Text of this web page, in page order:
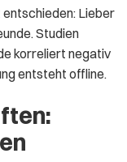
Lieber
Studien
korreliert negativ
entsteht offline.